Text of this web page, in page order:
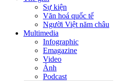
Sự kiện
Văn hoá quốc tế
Người Việt năm châu
Multimedia
Infographic
Emagazine
Video
Ảnh
Podcast